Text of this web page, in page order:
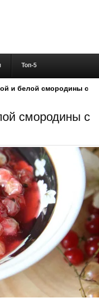
Топ-5
и белой смородины с
смородины с